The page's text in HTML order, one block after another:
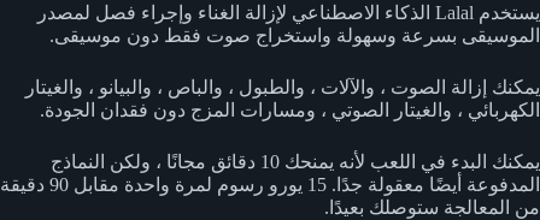
يستخدم Lalal الذكاء الاصطناعي لإزالة الغناء وإجراء فصل لمصدر
الموسيقى بسرعة وسهولة واستخراج صوت فقط دون موسيقى.
يمكنك إزالة الصوت ، والآلات ، والطبول ، والباص ، والبيانو ، والغيتار
الكهربائي ، والغيتار الصوتي ، ومسارات المزج دون فقدان الجودة.
يمكنك البدء في اللعب لأنه يمنحك 10 دقائق مجانًا ، ولكن النماذج
المدفوعة أيضًا معقولة جدًا. 15 يورو رسوم لمرة واحدة مقابل 90 دقيقة
من المعالجة ستوصلك بعيدًا.